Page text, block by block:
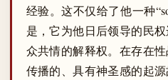
经验。这不仅给了他一种
是，它为他日后领导的民
众共情的解释权。在存在
传播的、具有神圣感的起